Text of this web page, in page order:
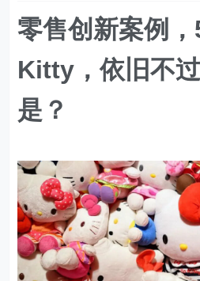
零售创新案例
Kitty，依旧不
是？